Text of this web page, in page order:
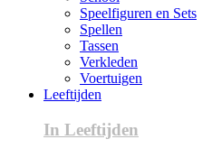
Speelfiguren en Sets
Spellen
Tassen
Verkleden
Voertuigen
Leeftijden
In Leeftijden